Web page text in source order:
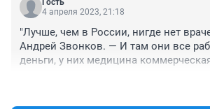
Гость
4 апреля 2023, 21:18
"Лучше, чем в России, нигде нет
Андрей Звонков. — И там они все
деньги, у них медицина